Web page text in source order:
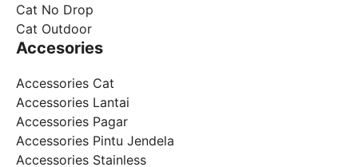
Cat No Drop
Cat Outdoor
Accesories
Accessories Cat
Accessories Lantai
Accessories Pagar
Accessories Pintu Jendela
Accessories Stainless